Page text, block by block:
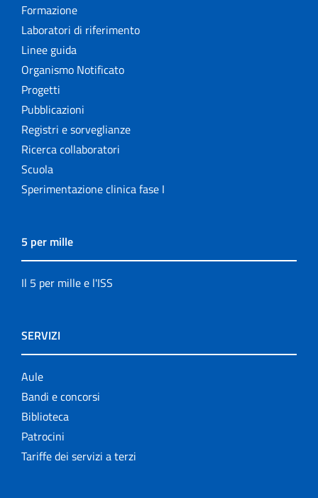
Formazione
Laboratori di riferimento
Linee guida
Organismo Notificato
Progetti
Pubblicazioni
Registri e sorveglianze
Ricerca collaboratori
Scuola
Sperimentazione clinica fase I
5 per mille
Il 5 per mille e l'ISS
SERVIZI
Aule
Bandi e concorsi
Biblioteca
Patrocini
Tariffe dei servizi a terzi